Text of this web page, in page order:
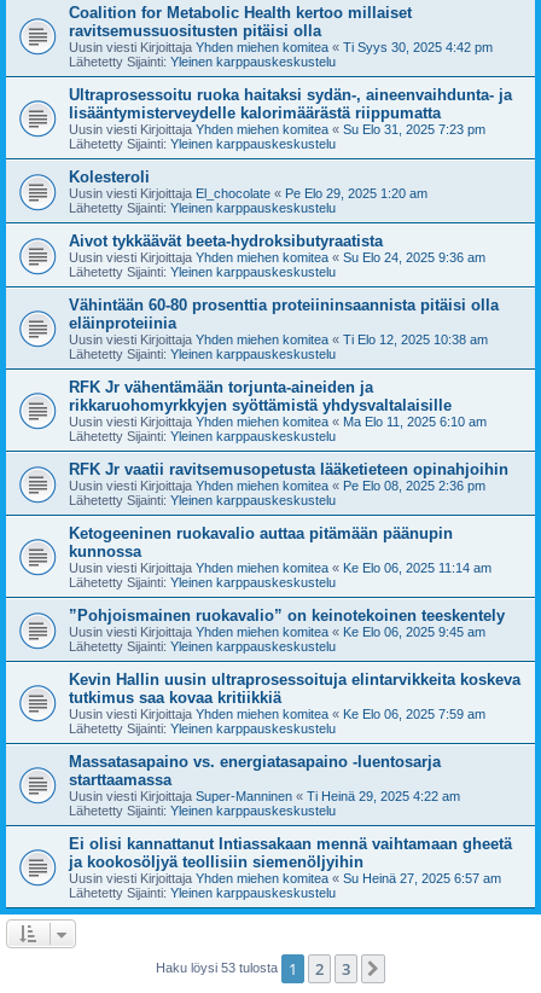
Coalition for Metabolic Health kertoo millaiset
ravitsemussuositusten pitäisi olla
Uusin viesti Kirjoittaja Yhden miehen komitea « Ti Syys 30, 2025 4:42 pm
Lähetetty Sijainti: Yleinen karppauskeskustelu
Ultraprosessoitu ruoka haitaksi sydän-, aineenvaihdunta- ja
lisääntymisterveydelle kalorimäärästä riippumatta
Uusin viesti Kirjoittaja Yhden miehen komitea « Su Elo 31, 2025 7:23 pm
Lähetetty Sijainti: Yleinen karppauskeskustelu
Kolesteroli
Uusin viesti Kirjoittaja El_chocolate « Pe Elo 29, 2025 1:20 am
Lähetetty Sijainti: Yleinen karppauskeskustelu
Aivot tykkäävät beeta-hydroksibutyraatista
Uusin viesti Kirjoittaja Yhden miehen komitea « Su Elo 24, 2025 9:36 am
Lähetetty Sijainti: Yleinen karppauskeskustelu
Vähintään 60-80 prosenttia proteiininsaannista pitäisi olla
eläinproteiinia
Uusin viesti Kirjoittaja Yhden miehen komitea « Ti Elo 12, 2025 10:38 am
Lähetetty Sijainti: Yleinen karppauskeskustelu
RFK Jr vähentämään torjunta-aineiden ja
rikkaruohomyrkkyjen syöttämistä yhdysvaltalaisille
Uusin viesti Kirjoittaja Yhden miehen komitea « Ma Elo 11, 2025 6:10 am
Lähetetty Sijainti: Yleinen karppauskeskustelu
RFK Jr vaatii ravitsemusopetusta lääketieteen opinahjoihin
Uusin viesti Kirjoittaja Yhden miehen komitea « Pe Elo 08, 2025 2:36 pm
Lähetetty Sijainti: Yleinen karppauskeskustelu
Ketogeeninen ruokavalio auttaa pitämään päänupin
kunnossa
Uusin viesti Kirjoittaja Yhden miehen komitea « Ke Elo 06, 2025 11:14 am
Lähetetty Sijainti: Yleinen karppauskeskustelu
”Pohjoismainen ruokavalio” on keinotekoinen teeskentely
Uusin viesti Kirjoittaja Yhden miehen komitea « Ke Elo 06, 2025 9:45 am
Lähetetty Sijainti: Yleinen karppauskeskustelu
Kevin Hallin uusin ultraprosessoituja elintarvikkeita koskeva
tutkimus saa kovaa kritiikkiä
Uusin viesti Kirjoittaja Yhden miehen komitea « Ke Elo 06, 2025 7:59 am
Lähetetty Sijainti: Yleinen karppauskeskustelu
Massatasapaino vs. energiatasapaino -luentosarja
starttaamassa
Uusin viesti Kirjoittaja Super-Manninen « Ti Heinä 29, 2025 4:22 am
Lähetetty Sijainti: Yleinen karppauskeskustelu
Ei olisi kannattanut Intiassakaan mennä vaihtamaan gheetä
ja kookosöljyä teollisiin siemenöljyihin
Uusin viesti Kirjoittaja Yhden miehen komitea « Su Heinä 27, 2025 6:57 am
Lähetetty Sijainti: Yleinen karppauskeskustelu
Haku löysi 53 tulosta 1 2 3